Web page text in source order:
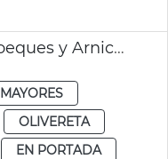
JGL Pròrroga CD Tres Foeques y Arniches
MAYORES
OLIVERETA
EN PORTADA